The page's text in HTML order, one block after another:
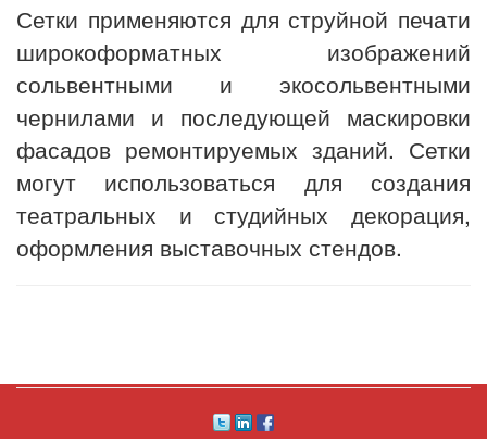
Сетки применяются для струйной печати
широкоформатных изображений
сольвентными и экосольвентными
чернилами и последующей маскировки
фасадов ремонтируемых зданий. Сетки
могут использоваться для создания
театральных и студийных декорация,
оформления выставочных стендов.